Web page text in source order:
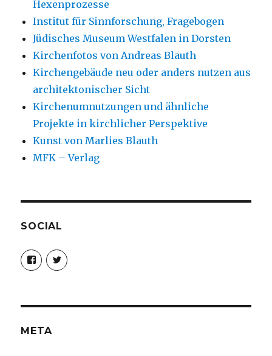
Hexenprozesse
Institut für Sinnforschung, Fragebogen
Jüdisches Museum Westfalen in Dorsten
Kirchenfotos von Andreas Blauth
Kirchengebäude neu oder anders nutzen aus
architektonischer Sicht
Kirchenumnutzungen und ähnliche
Projekte in kirchlicher Perspektive
Kunst von Marlies Blauth
MFK – Verlag
SOCIAL
Profil
von
christoph.fleischer1
anzeigen
Profil
von
anzeigen
META